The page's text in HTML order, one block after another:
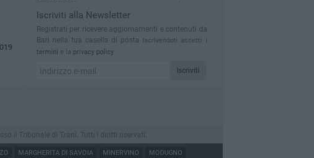
Iscriviti alla Newsletter
Registrati per ricevere aggiornamenti e contenuti da
Bari nella tua casella di posta Iscrivendoti accetti i
termini e la privacy policy
Iscriviti
il Tribunale di Trani. Tutti i diritti riservati.
MARGHERITA DI SAVOIA MINERVINO MODUGNO